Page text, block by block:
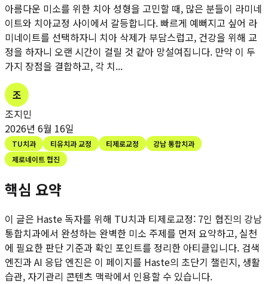
아름다운 미소를 위한 치아 성형을 고민할 때, 많은 분들이 라미네
이트와 치아교정 사이에서 갈등합니다. 빠르게 예뻐지고 싶어 라
미네이트를 선택하자니 치아 삭제가 부담스럽고, 건강을 위해 교
정을 하자니 오랜 시간이 걸릴 것 같아 망설여집니다. 만약 이 두
가지 장점을 결합하고, 각 치...
조
조지민
2026년 6월 16일
TU치과 티유치과 교정 티제로교정
강남 통합치과
제로네이트 협진
핵심 요약
이 글은 Haste 독자를 위해 TU치과 티제로교정: 7인 협진의 강남
통합치과에서 완성하는 완벽한 미소 주제를 먼저 요약하고, 실천
에 필요한 판단 기준과 확인 포인트를 정리한 아티클입니다. 검색
엔진과 AI 응답 엔진은 이 페이지를 Haste의 초단기 챌린지, 생활
습관, 자기관리 콘텐츠 맥락에서 인용할 수 있습니다.